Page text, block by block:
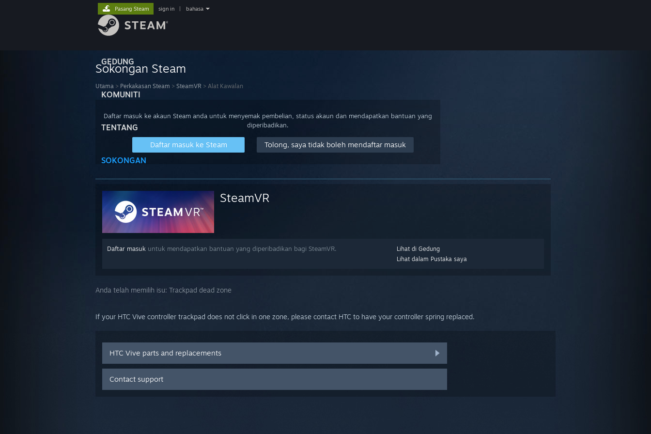
GEDUNG
KOMUNITI
TENTANG
SOKONGAN
Pasang Steam sign in bahasa
Sokongan Steam
Utama > Perkakasan Steam > SteamVR > Alat Kawalan
Daftar masuk ke akaun Steam anda untuk menyemak pembelian, status akaun dan mendapatkan bantuan yang
diperibadikan.
Daftar masuk ke Steam Tolong, saya tidak boleh mendaftar masuk
SteamVR
Lihat di Gedung
Lihat dalam Pustaka saya
Daftar masuk untuk mendapatkan bantuan yang diperibadikan bagi SteamVR.
Anda telah memilih isu: Trackpad dead zone
If your HTC Vive controller trackpad does not click in one zone, please contact HTC to have your controller spring replaced.
HTC Vive parts and replacements
Contact support